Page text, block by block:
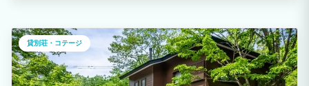
いただけます。 3名様の場合は、シモンズエキストラベッドをリビングにご用意いたし
ます。
貸別荘・コテージ